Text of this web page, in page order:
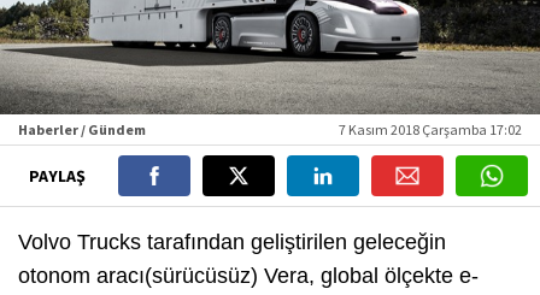
Haberler / Gündem 7 Kasım 2018 Çarşamba 17:02
PAYLAŞ
Volvo Trucks tarafından geliştirilen geleceğin
otonom aracı(sürücüsüz) Vera, global ölçekte e-